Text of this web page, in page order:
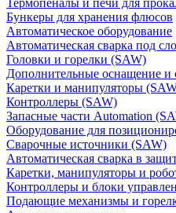
Термопеналы и печи для
Бункеры для хранения флюсов
Автоматическое оборудование
Автоматическая сварка под
Головки и горелки (SAW)
Дополнительные оснащение и
Каретки и манипуляторы
Контроллеры (SAW)
Запасные части Automation
Оборудование для
Сварочные источники (SAW)
Автоматическая сварка в
Каретки, манипуляторы и
Контроллеры и блоки
Подающие механизмы и